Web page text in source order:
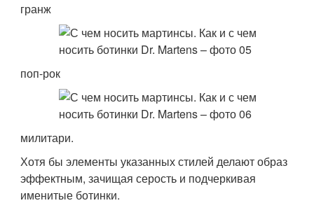
гранж
поп-рок
милитари.
Хотя бы элементы указанных стилей делают образ
эффектным, зачищая серость и подчеркивая
именитые ботинки.